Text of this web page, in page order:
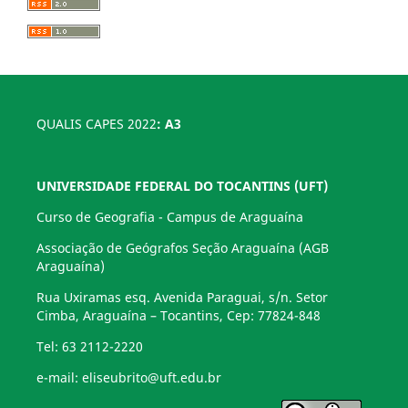
QUALIS CAPES 2022: A3
UNIVERSIDADE FEDERAL DO TOCANTINS (UFT)
Curso de Geografia - Campus de Araguaína
Associação de Geógrafos Seção Araguaína (AGB
Araguaína)
Rua Uxiramas esq. Avenida Paraguai, s/n. Setor
Cimba, Araguaína – Tocantins, Cep: 77824-848
Tel: 63 2112-2220
e-mail: eliseubrito@uft.edu.br